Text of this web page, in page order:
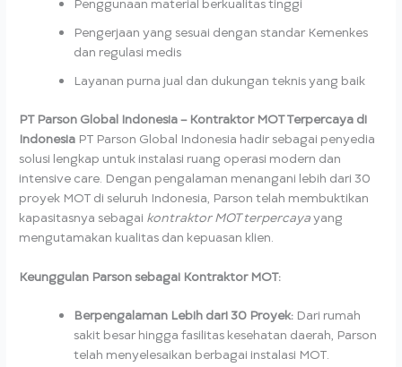
Penggunaan material berkualitas tinggi
Pengerjaan yang sesuai dengan standar Kemenkes
dan regulasi medis
Layanan purna jual dan dukungan teknis yang baik
PT Parson Global Indonesia – Kontraktor MOT Terpercaya di
Indonesia PT Parson Global Indonesia hadir sebagai penyedia
solusi lengkap untuk instalasi ruang operasi modern dan
intensive care. Dengan pengalaman menangani lebih dari 30
proyek MOT di seluruh Indonesia, Parson telah membuktikan
kapasitasnya sebagai kontraktor MOT terpercayayang
mengutamakan kualitas dan kepuasan klien.
Keunggulan Parson sebagai Kontraktor MOT:
Berpengalaman Lebih dari 30 Proyek: Dari rumah
sakit besar hingga fasilitas kesehatan daerah, Parson
telah menyelesaikan berbagai instalasi MOT.